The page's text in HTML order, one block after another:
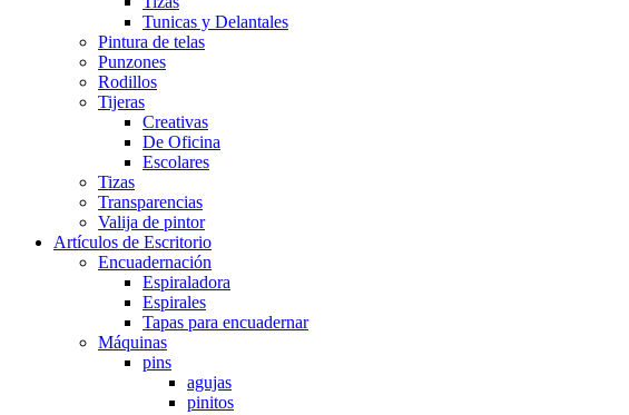
Tunicas y Delantales
Pintura de telas
Punzones
Rodillos
Tijeras
Creativas
De Oficina
Escolares
Tizas
Transparencias
Valija de pintor
Artículos de Escritorio
Encuadernación
Espiraladora
Espirales
Tapas para encuadernar
Máquinas
pins
agujas
pinitos